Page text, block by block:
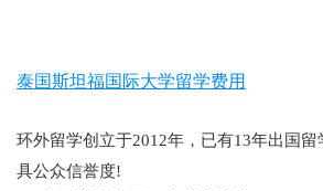
泰国斯坦福国际大学留学费用
环外留学创立于2012年，已有13年出国
具公众信誉度!